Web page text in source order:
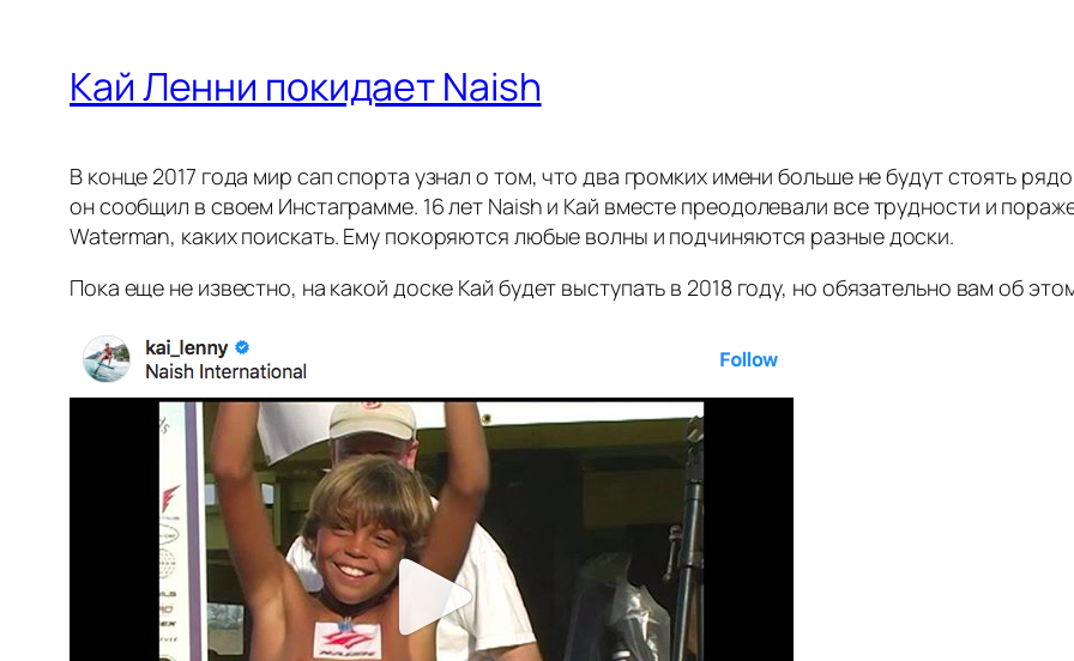
Кай Ленни покидает Naish
В конце 2017 года мир сап спорта узнал о том, что два громких имени больше не будут стоять
он сообщил в своем Инстаграмме. 16 лет Naish и Кай вместе преодолевали все трудности и
Waterman, каких поискать. Ему покоряются любые волны и подчиняются разные доски.
Пока еще не известно, на какой доске Кай будет выступать в 2018 году, но обязательно вам об